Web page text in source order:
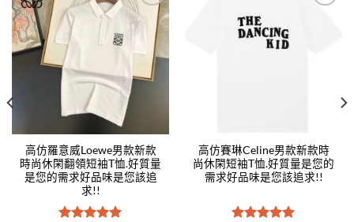
Add to
wishlist
高仿羅意威Loewe男款新款
時尚休閑翻領短袖T恤.好質量
是您的需求好品味是您該追
求!!
高仿賽琳Celine男款新款時
尚休閑短袖T恤.好質量是您的
需求好品味是您該追求!!